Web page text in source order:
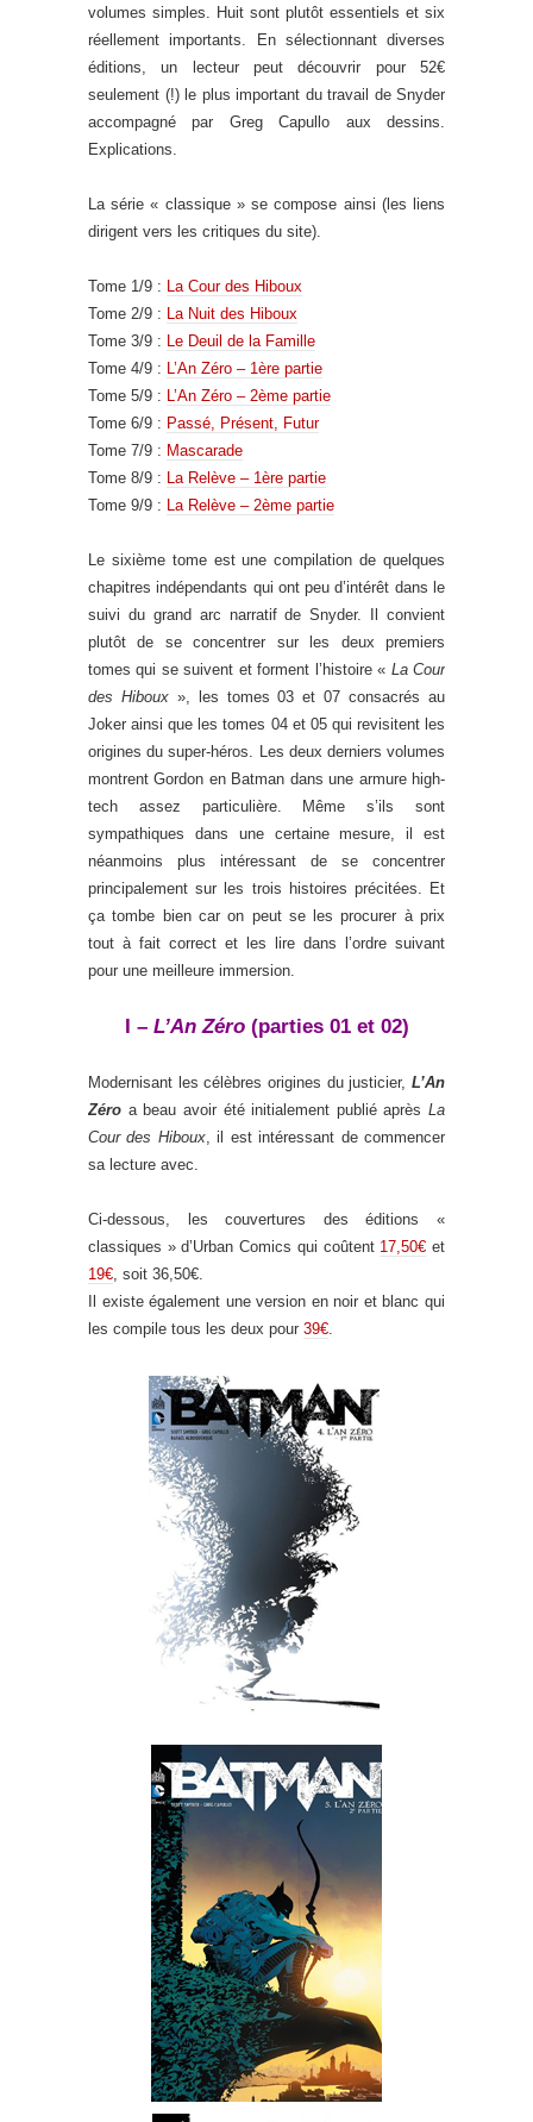
volumes simples. Huit sont plutôt essentiels et six
réellement importants. En sélectionnant diverses
éditions, un lecteur peut découvrir pour 52€
seulement (!) le plus important du travail de Snyder
accompagné par Greg Capullo aux dessins.
Explications.
La série « classique » se compose ainsi (les liens
dirigent vers les critiques du site).
Tome 1/9 : La Cour des Hiboux
Tome 2/9 : La Nuit des Hiboux
Tome 3/9 : Le Deuil de la Famille
Tome 4/9 : L’An Zéro – 1ère partie
Tome 5/9 : L’An Zéro – 2ème partie
Tome 6/9 : Passé, Présent, Futur
Tome 7/9 : Mascarade
Tome 8/9 : La Relève – 1ère partie
Tome 9/9 : La Relève – 2ème partie
Le sixième tome est une compilation de quelques
chapitres indépendants qui ont peu d’intérêt dans le
suivi du grand arc narratif de Snyder. Il convient
plutôt de se concentrer sur les deux premiers
tomes qui se suivent et forment l’histoire « La Cour
des Hiboux», les tomes 03 et 07 consacrés au
Joker ainsi que les tomes 04 et 05 qui revisitent les
origines du super-héros. Les deux derniers volumes
montrent Gordon en Batman dans une armure high-
tech assez particulière. Même s’ils sont
sympathiques dans une certaine mesure, il est
néanmoins plus intéressant de se concentrer
principalement sur les trois histoires précitées. Et
ça tombe bien car on peut se les procurer à prix
tout à fait correct et les lire dans l’ordre suivant
pour une meilleure immersion.
I – L’An Zéro(parties 01 et 02)
Modernisant les célèbres origines du justicier, L’An
Zéro a beau avoir été initialement publié après La
Cour des Hiboux, il est intéressant de commencer
sa lecture avec.
Ci-dessous, les couvertures des éditions «
classiques » d’Urban Comics qui coûtent 17,50€ et
19€, soit 36,50€.
Il existe également une version en noir et blanc qui
les compile tous les deux pour 39€.